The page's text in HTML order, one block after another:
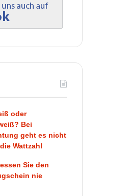
oder
Bei
geht es nicht
Wattzahl
Sie den
nie